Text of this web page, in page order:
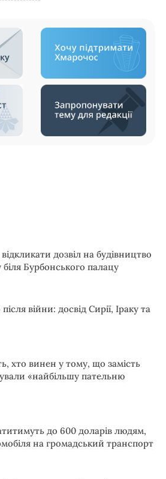
дозвіл на будівництво
Бурбонського палацу
війни: досвід Сирії, Іраку та
хто винен у тому, що замість
«найбільшу пательню
до 600 доларів людям,
на громадський транспорт